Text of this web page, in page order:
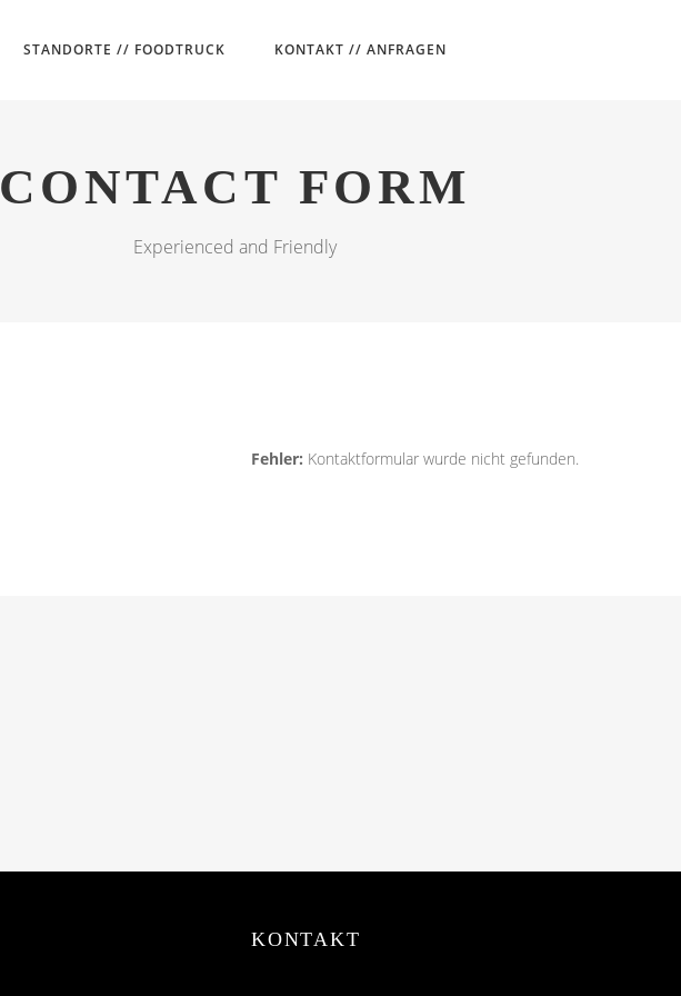
STANDORTE // FOODTRUCK KONTAKT // ANFRAGEN
CONTACT FORM
Experienced and Friendly
Fehler: Kontaktformular wurde nicht gefunden.
KONTAKT